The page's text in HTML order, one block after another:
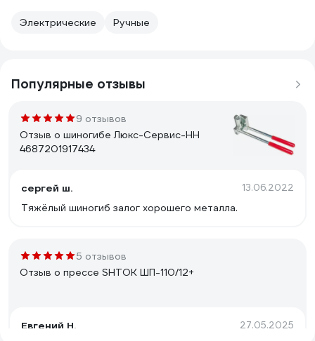
Электрические Ручные
Популярные отзывы
9 отзывов
Отзыв о шиногибе Люкс-Сервис-НН
4687201917434
сергей ш. 13.06.2022
Тяжёлый шиногиб залог хорошего металла.
5 отзывов
Отзыв о прессе SHTOK ШП-110/12+
Евгений Н. 27.05.2025